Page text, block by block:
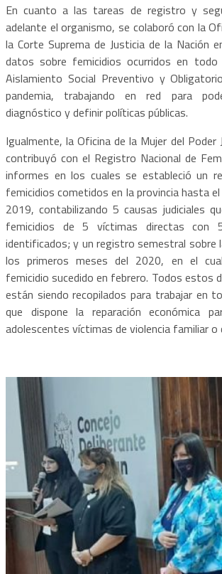
En cuanto a las tareas de registro y
adelante el organismo, se colaboró con la
la Corte Suprema de Justicia de la Nación
datos sobre femicidios ocurridos en
Aislamiento Social Preventivo y
pandemia, trabajando en red para
diagnóstico y definir políticas públicas.
Igualmente, la Oficina de la Mujer del Poder
contribuyó con el Registro Nacional de
informes en los cuales se estableció un
femicidios cometidos en la provincia hasta
2019, contabilizando 5 causas judiciales
femicidios de 5 víctimas directas con
identificados; y un registro semestral sobre
los primeros meses del 2020, en el
femicidio sucedido en febrero. Todos estos
están siendo recopilados para trabajar en
que dispone la reparación económica
adolescentes víctimas de violencia familiar o